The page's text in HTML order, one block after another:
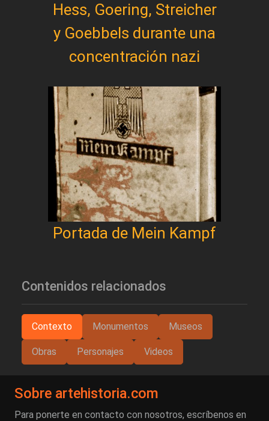
Hess, Goering, Streicher
y Goebbels durante una
concentración nazi
Portada de Mein Kampf
Contenidos relacionados
Contexto Monumentos Museos
Obras Personajes Videos
Sobre artehistoria.com
Para ponerte en contacto con nosotros, escríbenos en